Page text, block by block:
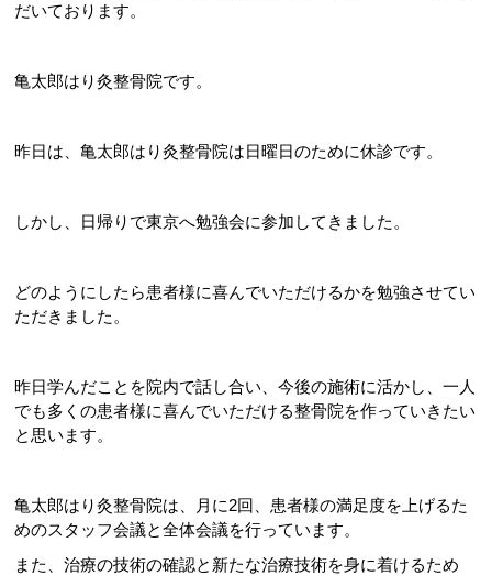
だいております。
亀太郎はり灸整骨院です。
昨日は、亀太郎はり灸整骨院は日曜日のために休診です。
しかし、日帰りで東京へ勉強会に参加してきました。
どのようにしたら患者様に喜んでいただけるかを勉強させてい
ただきました。
昨日学んだことを院内で話し合い、今後の施術に活かし、一人
でも多くの患者様に喜んでいただける整骨院を作っていきたい
と思います。
亀太郎はり灸整骨院は、月に2回、患者様の満足度を上げるた
めのスタッフ会議と全体会議を行っています。
また、治療の技術の確認と新たな治療技術を身に着けるため